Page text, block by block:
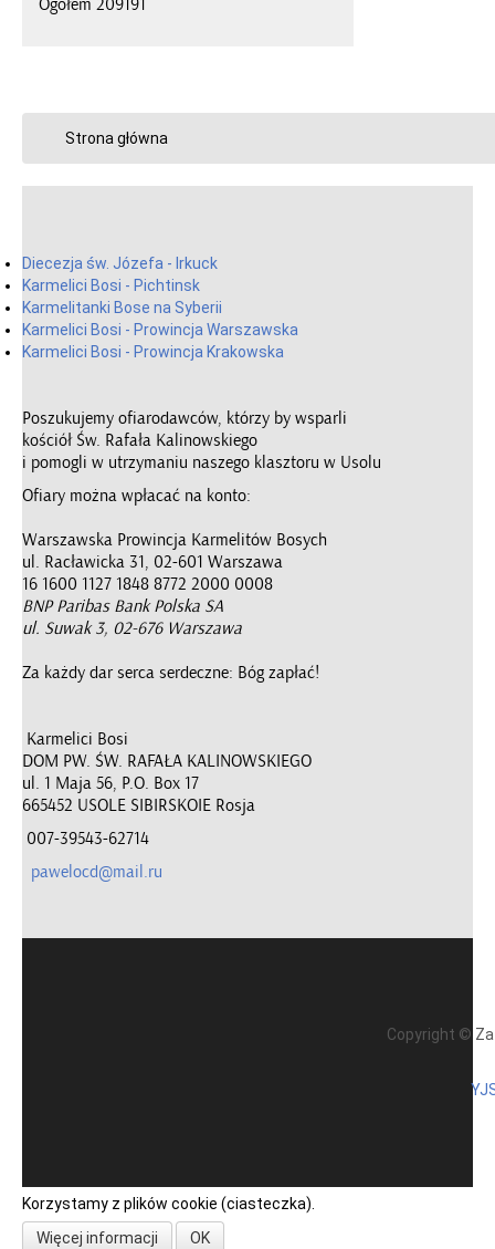
Strona główna
Diecezja św. Józefa - Irkuck
Karmelici Bosi - Pichtinsk
Karmelitanki Bose na Syberii
Karmelici Bosi - Prowincja Warszawska
Karmelici Bosi - Prowincja Krakowska
Poszukujemy ofiarodawców, którzy by wsparli
kościół Św. Rafała Kalinowskiego
i pomogli w utrzymaniu naszego klasztoru w Usolu
Ofiary można wpłacać na konto:
Warszawska Prowincja Karmelitów Bosych
ul. Racławicka 31, 02-601 Warszawa
16 1600 1127 1848 8772 2000 0008
BNP Paribas Bank Polska SA
ul. Suwak 3, 02-676 Warszawa
Za każdy dar serca serdeczne: Bóg zapłać!
Karmelici Bosi
DOM PW. ŚW. RAFAŁA KALINOWSKIEGO
ul. 1 Maja 56, P.O. Box 17
665452 USOLE SIBIRSKOIE Rosja
007-39543-62714
pawelocd@mail.ru
Copyright ©
Korzystamy z plików cookie (ciasteczka).
Więcej informacji
OK